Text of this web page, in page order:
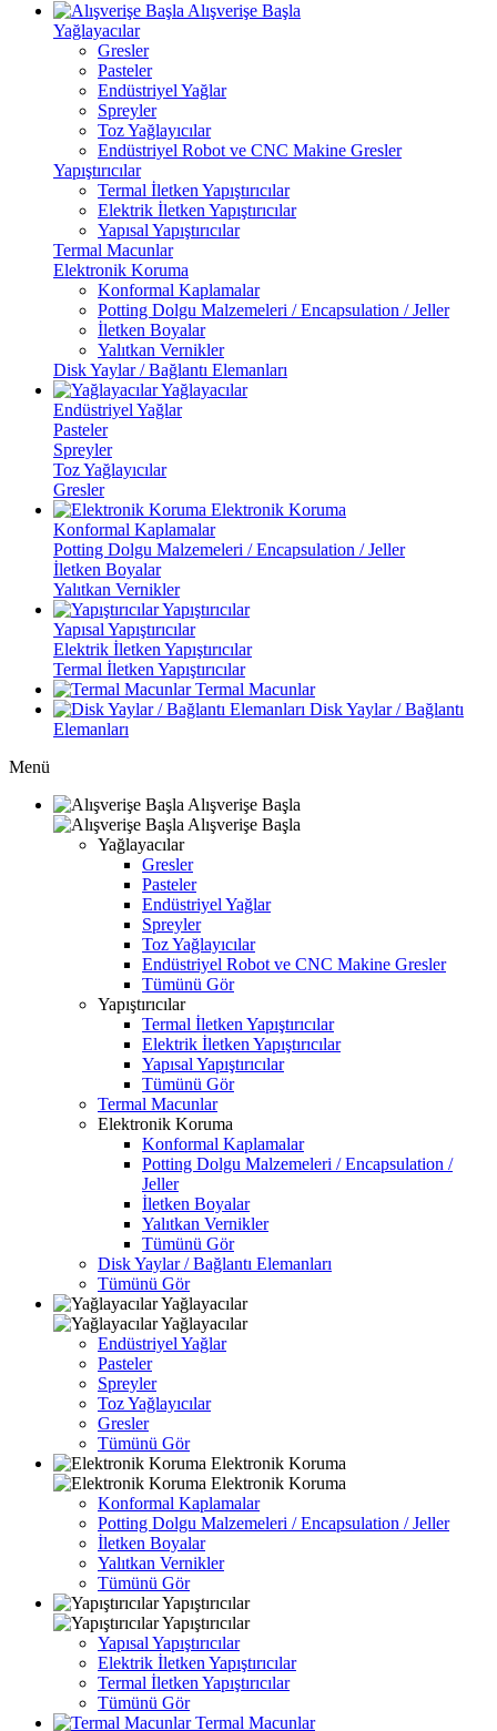
Alışverişe Başla
Yağlayacılar
Gresler
Pasteler
Endüstriyel Yağlar
Spreyler
Toz Yağlayıcılar
Endüstriyel Robot ve CNC Makine Gresler
Yapıştırıcılar
Termal İletken Yapıştırıcılar
Elektrik İletken Yapıştırıcılar
Yapısal Yapıştırıcılar
Termal Macunlar
Elektronik Koruma
Konformal Kaplamalar
Potting Dolgu Malzemeleri / Encapsulation / Jeller
İletken Boyalar
Yalıtkan Vernikler
Disk Yaylar / Bağlantı Elemanları
Yağlayacılar
Endüstriyel Yağlar
Pasteler
Spreyler
Toz Yağlayıcılar
Gresler
Elektronik Koruma
Konformal Kaplamalar
Potting Dolgu Malzemeleri / Encapsulation / Jeller
İletken Boyalar
Yalıtkan Vernikler
Yapıştırıcılar
Yapısal Yapıştırıcılar
Elektrik İletken Yapıştırıcılar
Termal İletken Yapıştırıcılar
Termal Macunlar
Disk Yaylar / Bağlantı
Elemanları
Menü
Alışverişe Başla
Alışverişe Başla
Yağlayacılar
Gresler
Pasteler
Endüstriyel Yağlar
Spreyler
Toz Yağlayıcılar
Endüstriyel Robot ve CNC Makine Gresler
Tümünü Gör
Yapıştırıcılar
Termal İletken Yapıştırıcılar
Elektrik İletken Yapıştırıcılar
Yapısal Yapıştırıcılar
Tümünü Gör
Termal Macunlar
Elektronik Koruma
Konformal Kaplamalar
Potting Dolgu Malzemeleri / Encapsulation /
Jeller
İletken Boyalar
Yalıtkan Vernikler
Tümünü Gör
Disk Yaylar / Bağlantı Elemanları
Tümünü Gör
Yağlayacılar
Yağlayacılar
Endüstriyel Yağlar
Pasteler
Spreyler
Toz Yağlayıcılar
Gresler
Tümünü Gör
Elektronik Koruma
Elektronik Koruma
Konformal Kaplamalar
Potting Dolgu Malzemeleri / Encapsulation / Jeller
İletken Boyalar
Yalıtkan Vernikler
Tümünü Gör
Yapıştırıcılar
Yapıştırıcılar
Yapısal Yapıştırıcılar
Elektrik İletken Yapıştırıcılar
Termal İletken Yapıştırıcılar
Tümünü Gör
Termal Macunlar